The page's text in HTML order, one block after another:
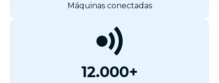
Máquinas conectadas
12.000+